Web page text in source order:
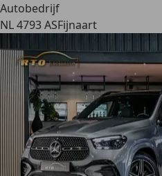
Autobedrijf
NL 4793 ASFijnaart